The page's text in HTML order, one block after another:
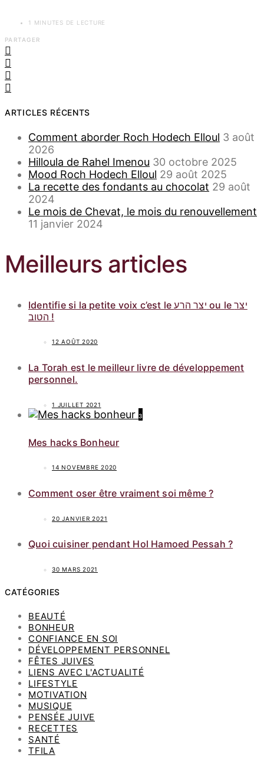
1 MINUTES DE LECTURE
PARTAGER
ARTICLES RÉCENTS
Comment aborder Roch Hodech Elloul 3 août
2026
Hilloula de Rahel Imenou 30 octobre 2025
Mood Roch Hodech Elloul 29 août 2025
La recette des fondants au chocolat 29 août
2024
Le mois de Chevat, le mois du renouvellement
11 janvier 2024
Meilleurs articles
Identifie si la petite voix c’est le יצר הרע ou le יצר
הטוב !
12 AOÛT 2020
La Torah est le meilleur livre de développement
personnel.
1 JUILLET 2021
3
Mes hacks Bonheur
14 NOVEMBRE 2020
Comment oser être vraiment soi même ?
20 JANVIER 2021
Quoi cuisiner pendant Hol Hamoed Pessah ?
30 MARS 2021
CATÉGORIES
BEAUTÉ
BONHEUR
CONFIANCE EN SOI
DÉVELOPPEMENT PERSONNEL
FÊTES JUIVES
LIENS AVEC L'ACTUALITÉ
LIFESTYLE
MOTIVATION
MUSIQUE
PENSÉE JUIVE
RECETTES
SANTÉ
TFILA